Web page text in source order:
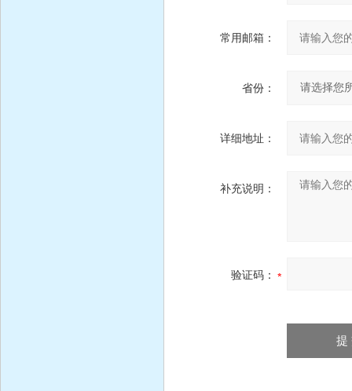
常用邮箱：
省份：
详细地址：
补充说明：
验证码：